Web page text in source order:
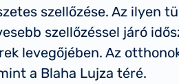
szellőzése. Az ilyen
szellőzéssel járó
levegőjében. Az
a Blaha Lujza téré.